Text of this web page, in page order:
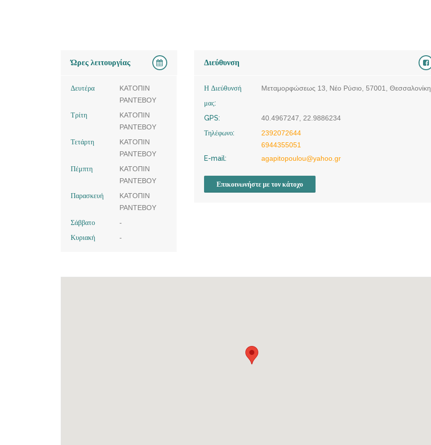
Ώρες λειτουργίας
Δευτέρα
ΚΑΤΟΠΙΝ
ΡΑΝΤΕΒΟΥ
Τρίτη
ΚΑΤΟΠΙΝ
ΡΑΝΤΕΒΟΥ
Τετάρτη
ΚΑΤΟΠΙΝ
ΡΑΝΤΕΒΟΥ
Πέμπτη
ΚΑΤΟΠΙΝ
ΡΑΝΤΕΒΟΥ
Παρασκευή
ΚΑΤΟΠΙΝ
ΡΑΝΤΕΒΟΥ
Σάββατο
-
Κυριακή
-
Διεύθυνση
Η Διεύθυνσή
μας:
Μεταμορφώσεως 13, Νέο Ρύσιο, 57001, Θεσσαλονίκη
GPS:
40.4967247, 22.9886234
Τηλέφωνο:
2392072644
6944355051
E-mail:
agapitopoulou@yahoo.gr
Επικοινωνήστε με τον κάτοχο